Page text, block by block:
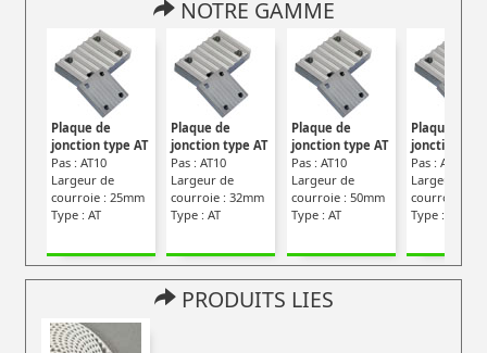
NOTRE GAMME
Plaque de
jonction type AT
Pas : AT10
Largeur de
courroie : 25mm
Type : AT
Plaque de
jonction type AT
Pas : AT10
Largeur de
courroie : 32mm
Type : AT
Plaque de
jonction type AT
Pas : AT10
Largeur de
courroie : 50mm
Type : AT
Plaque de
jonction
Pas : AT5
Largeur de
courroie :
Type : AT
PRODUITS LIES